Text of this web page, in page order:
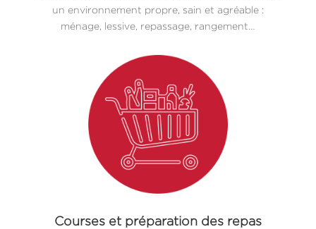
un environnement propre, sain et agréable :
ménage, lessive, repassage, rangement…
Courses et préparation des repas